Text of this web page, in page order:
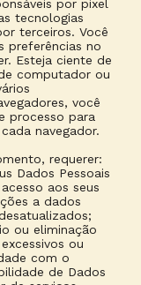
por pixel
tecnologias
terceiros. Você
preferências no
Esteja ciente de
computador ou
você
processo para
navegador.
requerer:
Dados Pessoais
acesso aos seus
a dados
ou eliminação
ou
com o
de Dados